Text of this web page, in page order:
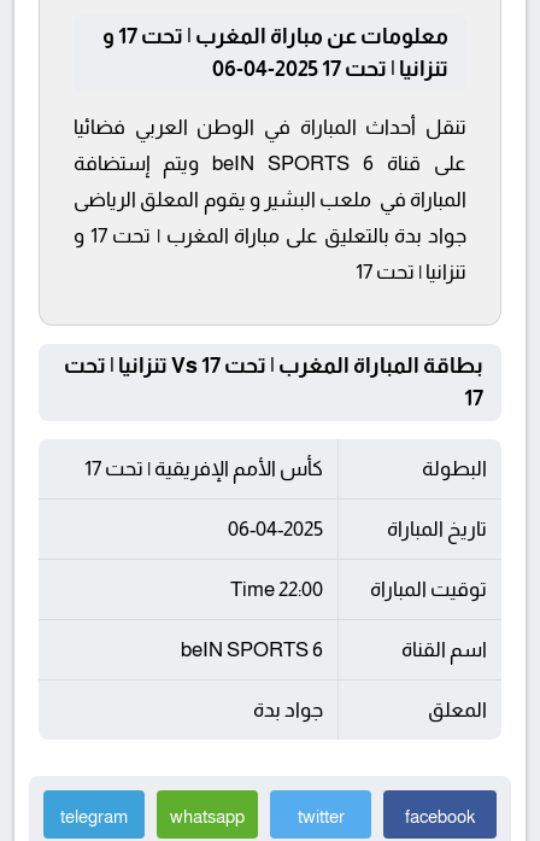
معلومات عن مباراة المغرب | تحت 17 و
تنزانيا | تحت 17 2025-04-06
تنقل أحداث المباراة في الوطن العربي فضائيا
على قناة beIN SPORTS 6 ويتم إستضافة
المباراة في ملعب البشير و يقوم المعلق الرياضى
جواد بدة بالتعليق على مباراة المغرب | تحت 17 و
تنزانيا | تحت 17
بطاقة المباراة المغرب | تحت 17 Vs تنزانيا | تحت
17
البطولة كأس الأمم الإفريقية | تحت 17
تاريخ المباراة 06-04-2025
توقيت المباراة 22:00 Time
اسم القناة beIN SPORTS 6
المعلق جواد بدة
facebook
twitter
whatsapp
telegram